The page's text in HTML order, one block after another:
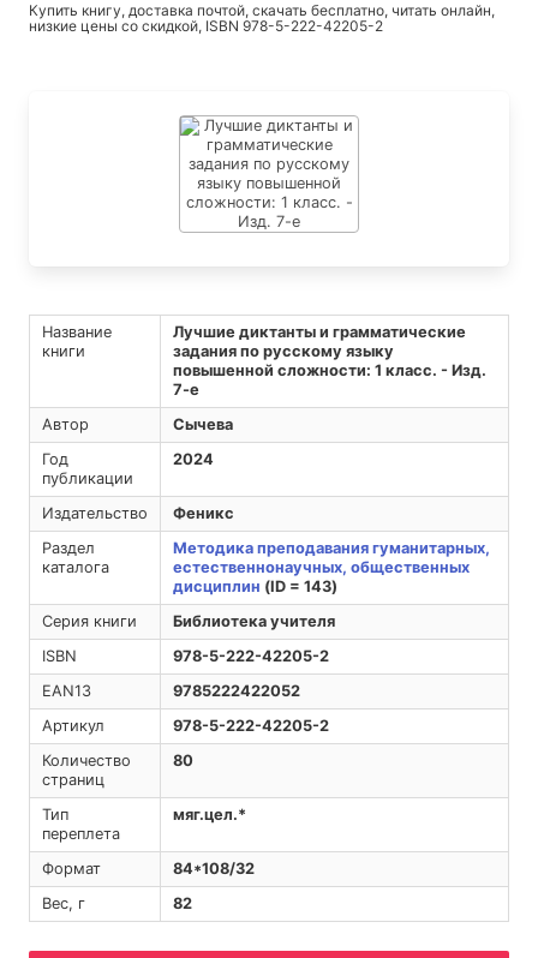
Купить книгу, доставка почтой, скачать бесплатно, читать онлайн,
низкие цены со скидкой, ISBN 978-5-222-42205-2
Название
книги
Лучшие диктанты и грамматические
задания по русскому языку
повышенной сложности: 1 класс. - Изд.
7-е
Автор
Сычева
Год
публикации
2024
Издательство
Феникс
Раздел
каталога
Методика преподавания гуманитарных,
естественнонаучных, общественных
дисциплин (ID = 143)
Серия книги
Библиотека учителя
ISBN
978-5-222-42205-2
EAN13
9785222422052
Артикул
978-5-222-42205-2
Количество
страниц
80
Тип
переплета
мяг.цел.*
Формат
84*108/32
Вес, г
82